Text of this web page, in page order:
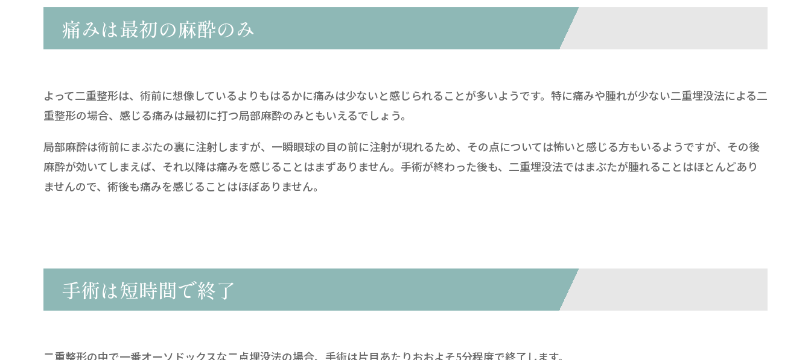
痛みは最初の麻酔のみ
よって二重整形は、術前に想像しているよりもはるかに痛みは少ないと感じられることが多いようです。特に痛みや腫れが少ない二重埋没法による二
重整形の場合、感じる痛みは最初に打つ局部麻酔のみともいえるでしょう。
局部麻酔は術前にまぶたの裏に注射しますが、一瞬眼球の目の前に注射が現れるため、その点については怖いと感じる方もいるようですが、その後
麻酔が効いてしまえば、それ以降は痛みを感じることはまずありません。手術が終わった後も、二重埋没法ではまぶたが腫れることはほとんどあり
ませんので、術後も痛みを感じることはほぼありません。
手術は短時間で終了
二重整形の中で一番オーソドックスな二点埋没法の場合、手術は片目あたりおおよそ5分程度で終了します。